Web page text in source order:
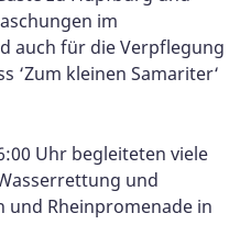
im
auch für die Verpflegung
‘Zum kleinen Samariter‘
Uhr begleiteten viele
und
und Rheinpromenade in